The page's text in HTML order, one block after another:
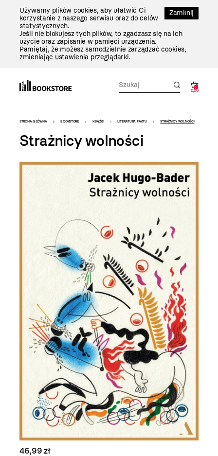
Zamknij
Używamy plików cookies, aby ułatwić Ci
korzystanie z naszego serwisu oraz do celów
statystycznych.
Jeśli nie blokujesz tych plików, to zgadzasz się na ich
użycie oraz zapisanie w pamięci urządzenia.
Pamiętaj, że możesz samodzielnie zarządzać cookies,
zmieniając ustawienia przeglądarki.
0
0,00
Bookstore
-
szablon
szczegóły
STRONA GŁÓWNA BOOKSTORE KSIĄŻKI LITERATURA FAKTU STRAŻNICY WOLNOŚCI
Strażnicy wolności
46,99 zł